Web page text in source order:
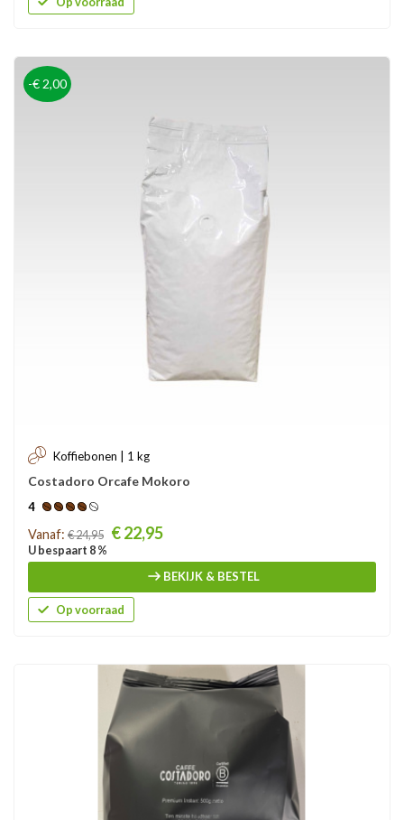
-€ 2,00
Koffiebonen | 1 kg
Costadoro Orcafe Mokoro
4
Prijs
Vanaf: € 24,95 € 22,95
U bespaart 8 %
BEKIJK & BESTEL
Op voorraad